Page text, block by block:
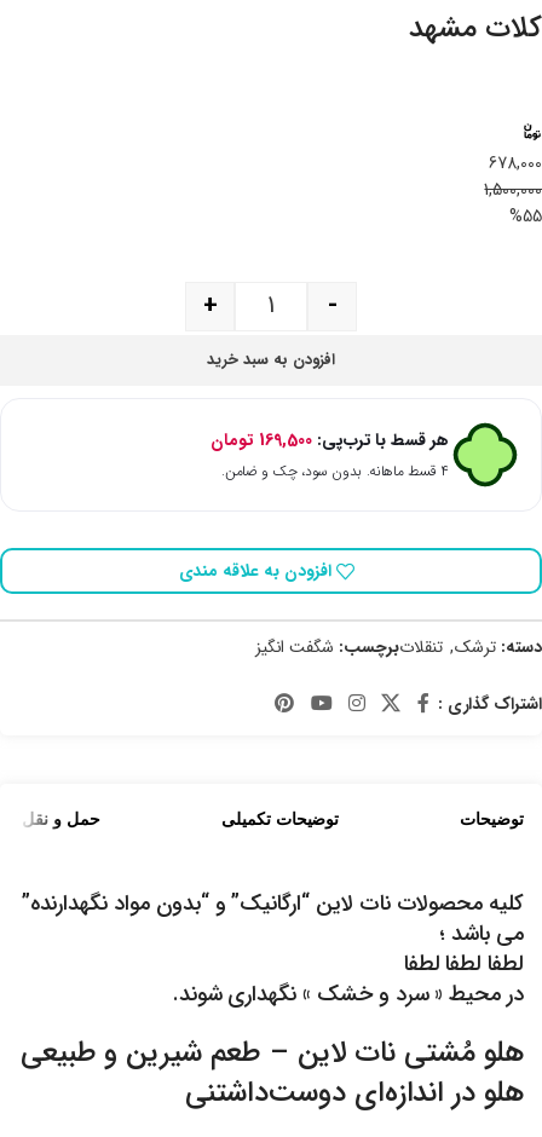
کلات مشهد
678,000
1,500,000
%55
-
+
افزودن به سبد خرید
هر قسط با ترب‌پی:169,500 تومان
۴ قسط ماهانه. بدون سود، چک و ضامن.
افزودن به علاقه مندی
دسته: ترشک, تنقلاتبرچسب: شگفت انگیز
اشتراک گذاری :
توضیحات توضیحات تکمیلی حمل و نقل
کلیه محصولات نات لاین “ارگانیک” و “بدون مواد نگهدارنده”
می باشد ؛
لطفا لطفا لطفا
در محیط « سرد و خشک » نگهداری شوند.
هلو مُشتی نات لاین – طعم شیرین و طبیعی
هلو در اندازه‌ای دوست‌داشتنی